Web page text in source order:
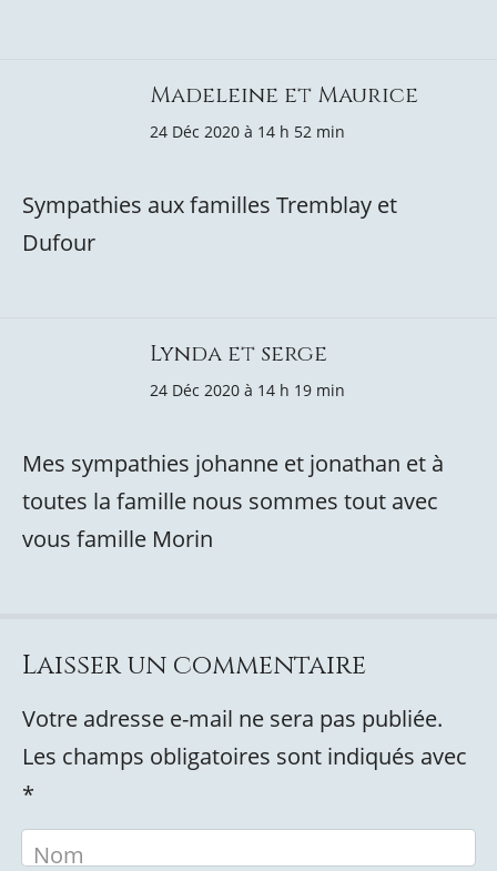
Madeleine et Maurice
24 Déc 2020 à 14 h 52 min
Sympathies aux familles Tremblay et
Dufour
Lynda et serge
24 Déc 2020 à 14 h 19 min
Mes sympathies johanne et jonathan et à
toutes la famille nous sommes tout avec
vous famille Morin
Laisser un commentaire
Votre adresse e-mail ne sera pas publiée.
Les champs obligatoires sont indiqués avec
*
Nom